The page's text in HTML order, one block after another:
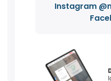
Instagram